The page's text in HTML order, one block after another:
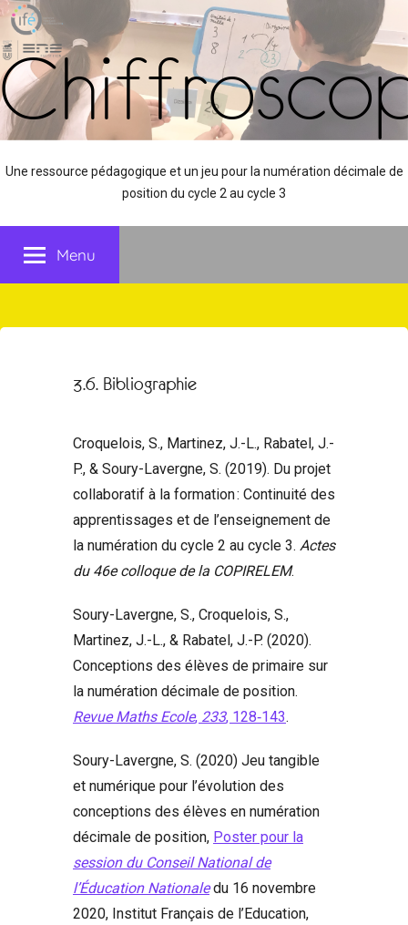
Aller
au
contenu
Une ressource pédagogique et un jeu pour la numération décimale de
position du cycle 2 au cycle 3
Menu
3.6. Bibliographie
Croquelois, S., Martinez, J.-L., Rabatel, J.-
P., & Soury-Lavergne, S. (2019). Du projet
collaboratif à la formation : Continuité des
apprentissages et de l’enseignement de
la numération du cycle 2 au cycle 3. Actes
du 46e colloque de la COPIRELEM.
Soury-Lavergne, S., Croquelois, S.,
Martinez, J.-L., & Rabatel, J.-P. (2020).
Conceptions des élèves de primaire sur
la numération décimale de position.
Revue Maths Ecole, 233, 128‑143.
Soury-Lavergne, S. (2020) Jeu tangible
et numérique pour l’évolution des
conceptions des élèves en numération
décimale de position, Poster pour la
session du Conseil National de
l’Éducation Nationaledu 16 novembre
2020, Institut Français de l’Education,
Panneau de gestion des cookies